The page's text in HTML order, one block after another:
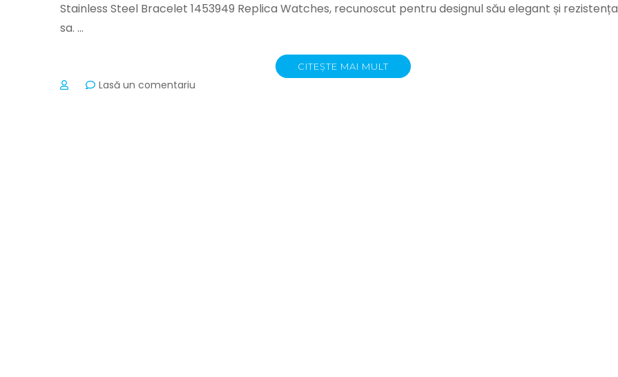
Stainless Steel Bracelet 1453949 Replica Watches, recunoscut pentru designul său elegant și rezistența
sa. …
CITEȘTE MAI MULT
Lasă un comentariu